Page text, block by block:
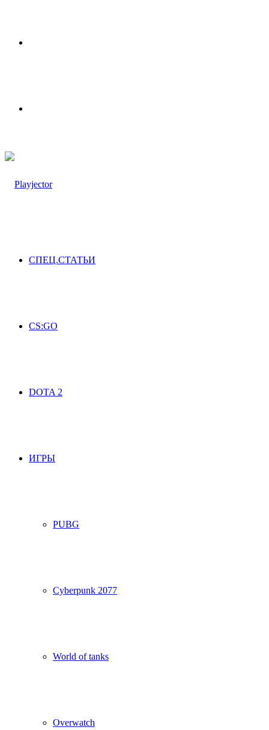
СПЕЦ.СТАТЬИ
CS:GO
DOTA 2
ИГРЫ
PUBG
Cyberpunk 2077
World of tanks
Overwatch